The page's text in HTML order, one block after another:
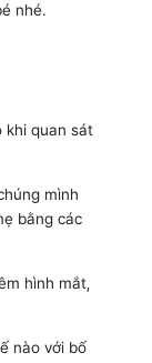
nhé.
khi quan sát
mình
bằng các
hình mắt,
nào với bố